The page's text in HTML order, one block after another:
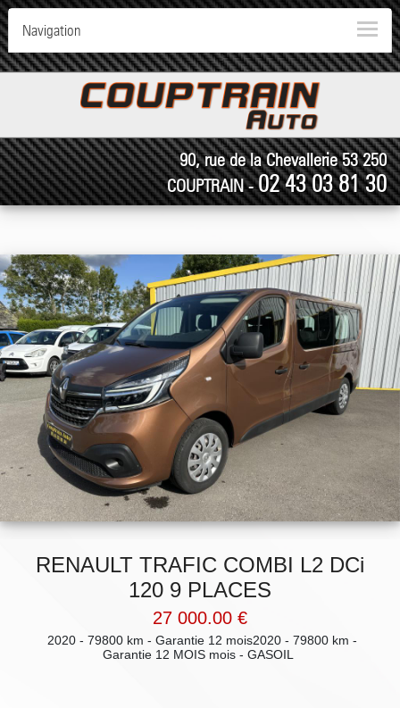
Navigation
90, rue de la Chevallerie 53 250
COUPTRAIN -02 43 03 81 30
RENAULT TRAFIC COMBI L2 DCi
120 9 PLACES
27 000.00 €
2020 - 79800 km - Garantie 12 mois2020 - 79800 km -
Garantie 12 MOIS mois - GASOIL